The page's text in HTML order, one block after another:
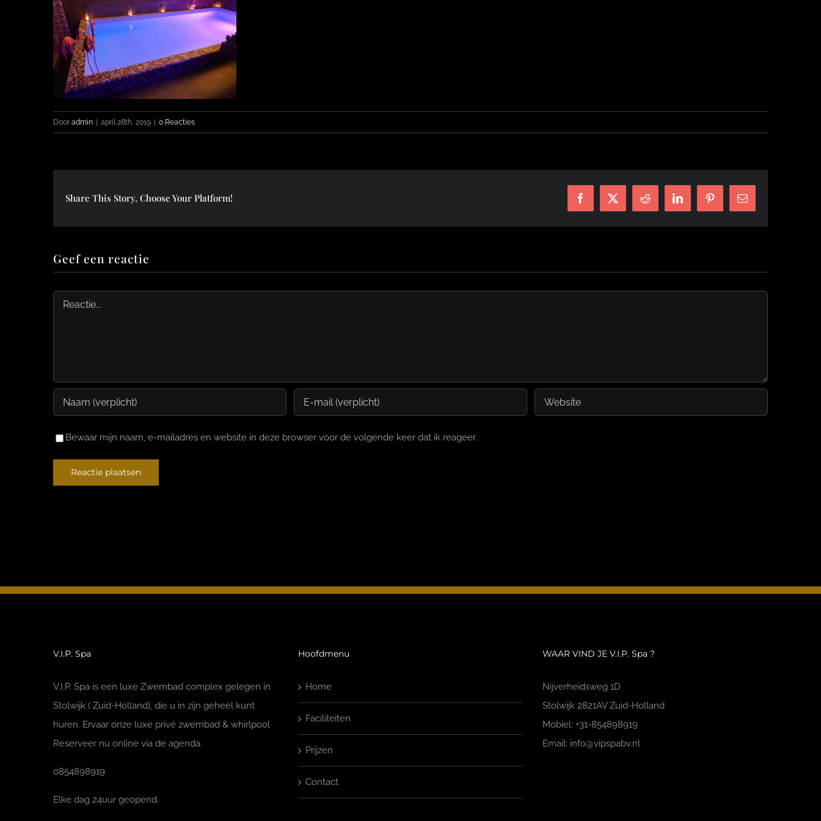
Door admin april 28th, 2019 0 Reacties
Share This Story, Choose Your Platform! Facebook
X Reddit LinkedInPinterest
E-
mail
Geef een reactie
Reactie
Bewaar mijn naam, e-mailadres en website in deze browser voor de volgende keer dat ik reageer.
V.I.P. Spa
V.I.P. Spa is een luxe Zwembad complex gelegen in
Stolwijk ( Zuid-Holland), die u in zijn geheel kunt
huren. Ervaar onze luxe privé zwembad & whirlpool
Reserveer nu online via de agenda.
0854898919
Elke dag 24uur geopend.
Hoofdmenu
Home
Faciliteiten
Prijzen
Contact
WAAR VIND JE V.I.P. Spa ?
Nijverheidsweg 1D
Stolwijk 2821AV Zuid-Holland
Mobiel: +31-854898919
Email: info@vipspabv.nl